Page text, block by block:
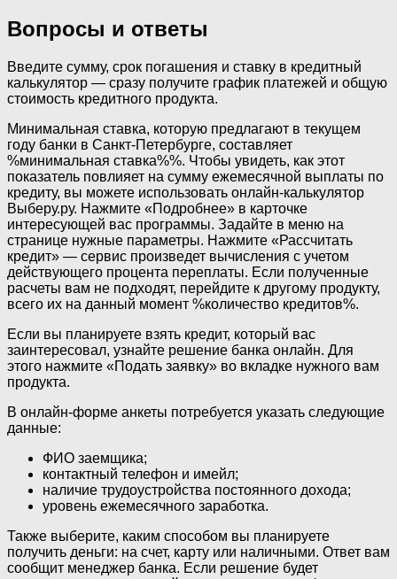
Вопросы и ответы
Введите сумму, срок погашения и ставку в кредитный
калькулятор — сразу получите график платежей и общую
стоимость кредитного продукта.
Минимальная ставка, которую предлагают в текущем
году банки в Санкт-Петербурге, составляет
%минимальная ставка%%. Чтобы увидеть, как этот
показатель повлияет на сумму ежемесячной выплаты по
кредиту, вы можете использовать онлайн-калькулятор
Выберу.ру. Нажмите «Подробнее» в карточке
интересующей вас программы. Задайте в меню на
странице нужные параметры. Нажмите «Рассчитать
кредит» — сервис произведет вычисления с учетом
действующего процента переплаты. Если полученные
расчеты вам не подходят, перейдите к другому продукту,
всего их на данный момент %количество кредитов%.
Если вы планируете взять кредит, который вас
заинтересовал, узнайте решение банка онлайн. Для
этого нажмите «Подать заявку» во вкладке нужного вам
продукта.
В онлайн-форме анкеты потребуется указать следующие
данные:
ФИО заемщика;
контактный телефон и имейл;
наличие трудоустройства постоянного дохода;
уровень ежемесячного заработка.
Также выберите, каким способом вы планируете
получить деньги: на счет, карту или наличными. Ответ вам
сообщит менеджер банка. Если решение будет